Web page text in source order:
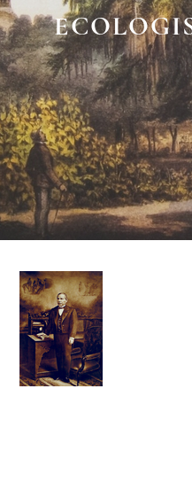
LA HISTORIA